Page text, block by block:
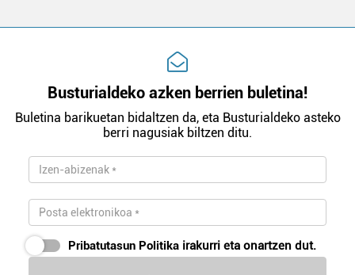
Busturialdeko azken berrien buletina!
Buletina barikuetan bidaltzen da, eta Busturialdeko asteko
berri nagusiak biltzen ditu.
Pribatutasun Politika irakurri eta onartzen dut.